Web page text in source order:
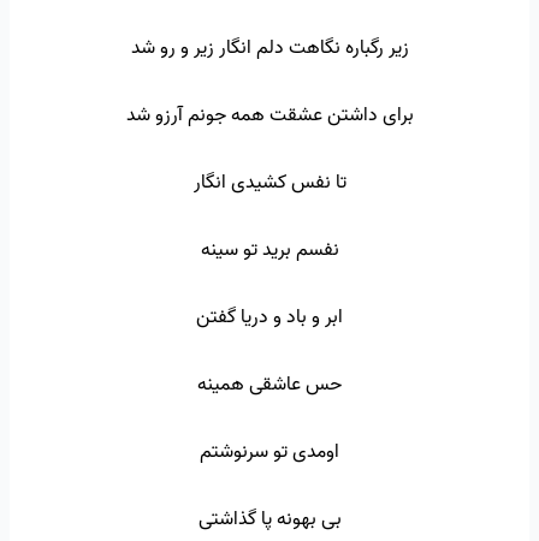
زیر رگباره نگاهت دلم انگار زیر و رو شد
برای داشتن عشقت همه جونم آرزو شد
تا نفس کشیدی انگار
نفسم برید تو سینه
ابر و باد و دریا گفتن
حس عاشقی همینه
اومدی تو سرنوشتم
بی بهونه پا گذاشتی